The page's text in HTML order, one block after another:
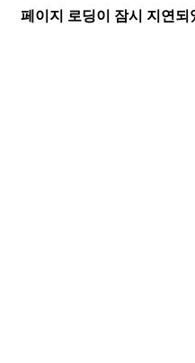
페이지 로딩이 잠시 지연